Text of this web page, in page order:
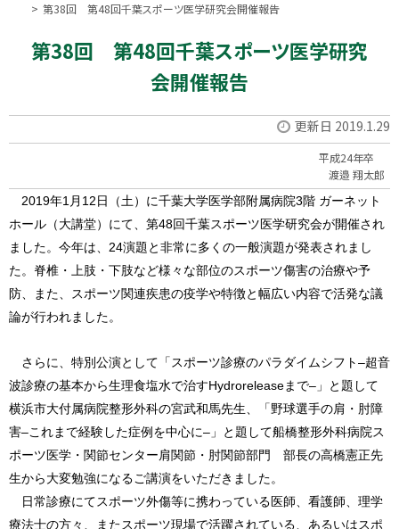
第38回 第48回千葉スポーツ医学研究会開催報告
第38回 第48回千葉スポーツ医学研究
会開催報告
更新日 2019.1.29
平成24年卒
渡邉 翔太郎
2019年1 月 12日（土）に千葉大学医学部附属病院3階 ガーネット
ホール（大講堂）にて、第48回千葉スポーツ医学研究会が開催され
ました。今年は、 24演題と非常に多くの一般演題が発表されまし
た。脊椎・上肢・下肢など様々な部位のスポーツ傷害の治療や予
防、また、スポーツ関連疾患の疫学や特徴と幅広い内容で活発な議
論が行われました。
さらに、特別公演として「スポーツ診療のパラダイムシフト–超音
波診療の基本から生理食塩水で治すHydroreleaseまで– 」と題して
横浜市大付属病院整形外科の宮武和馬先生、「野球選手の肩・肘障
害–これまで経験した症例を中心に– 」と題して船橋整形外科病院ス
ポーツ医学・関節センター肩関節・肘関節部門 部長の高橋憲正先
生から大変勉強になるご講演をいただきました。
日常診療にてスポーツ外傷等に携わっている医師、看護師、理学
療法士の方々、またスポーツ現場で活躍されている、あるいはスポ